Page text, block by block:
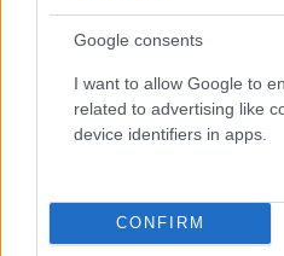
Google consents
I want to allow Google to
related to advertising like
device identifiers in apps.
CONFIRM